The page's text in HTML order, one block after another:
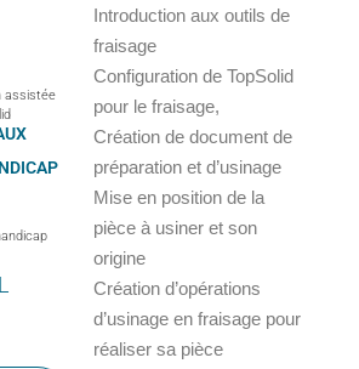
assistée
Introduction aux outils de
fraisage
Configuration de TopSolid
pour le fraisage,
Création de document de
préparation et d’usinage
Mise en position de la
pièce à usiner et son
origine
Création d’opérations
d’usinage en fraisage pour
réaliser sa pièce